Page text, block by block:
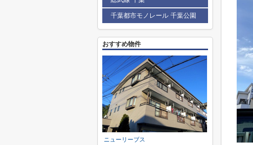
千葉都市モノレール 千葉公園
おすすめ物件
ニューリーブス